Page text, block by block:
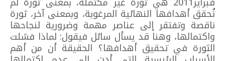
تُحقق أهدافها النهائية المرغوبة، وبمعنى آخر، ثورة
ناقصة وتفتقر إلى عناصر مهمة وضرورية لنجاحها
واكتمالها، وهنا قد يسأل سائل فيقول: لماذا فشلت
الثورة في تحقيق أهدافها؟ الحقيقة أن من أهم